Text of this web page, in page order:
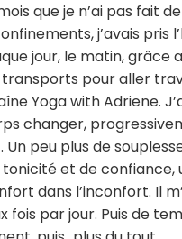
que je n’ai pas fait
j’avais pris
jour, le matin, grâce
transports pour aller
Yoga with Adriene.
changer,
peu plus de
et de confiance,
dans l’inconfort. Il
fois par jour. Puis de